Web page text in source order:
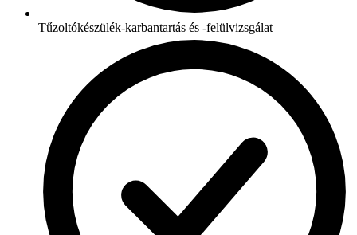
Tűzoltókészülék-karbantartás és -felülvizsgálat